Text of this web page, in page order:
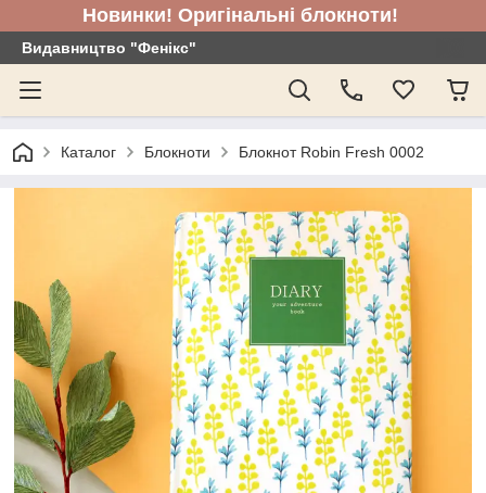
Новинки! Оригінальні блокноти!
Видавництво "Фенікс"
Каталог Блокноти Блокнот Robin Fresh 0002